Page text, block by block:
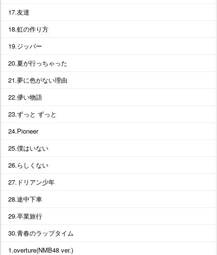
17.友達
18.虹の作り方
19.ジッパー
20.夏が行っちゃった
21.夢に色がない理由
22.儚い物語
23.ずっと ずっと
24.Pioneer
25.僕はいない
26.らしくない
27.ドリアン少年
28.途中下車
29.卒業旅行
30.青春のラップタイム
1.overture(NMB48 ver.)